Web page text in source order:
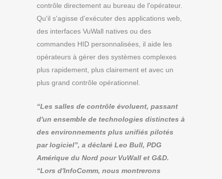
contrôle directement au bureau de l'opérateur.
Qu'il s'agisse d'exécuter des applications web,
des interfaces VuWall natives ou des
commandes HID personnalisées, il aide les
opérateurs à gérer des systèmes complexes
plus rapidement, plus clairement et avec un
plus grand contrôle opérationnel.
“Les salles de contrôle évoluent, passant
d'un ensemble de technologies distinctes à
des environnements plus unifiés pilotés
par logiciel”, a déclaré Leo Bull, PDG
Amérique du Nord pour VuWall et G&D.
“Lors d'InfoComm, nous montrerons